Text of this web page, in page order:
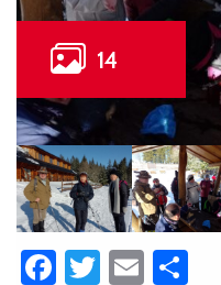
Facebook
Twitter
Email